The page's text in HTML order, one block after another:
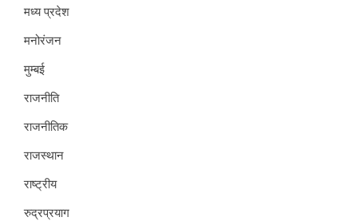
मध्य प्रदेश
मनोरंजन
मुम्बई
राजनीति
राजनीतिक
राजस्थान
राष्ट्रीय
रुद्रप्रयाग